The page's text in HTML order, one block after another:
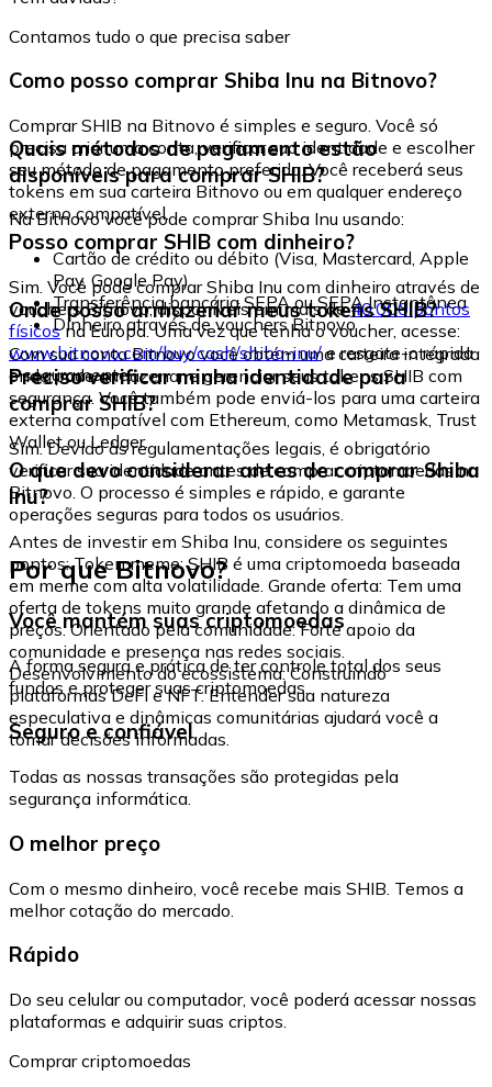
Contamos tudo o que precisa saber
Como posso comprar Shiba Inu na Bitnovo?
Comprar SHIB na Bitnovo é simples e seguro. Você só
precisa criar uma conta, verificar sua identidade e escolher
seu método de pagamento preferido. Você receberá seus
tokens em sua carteira Bitnovo ou em qualquer endereço
externo compatível.
Quais métodos de pagamento estão
disponíveis para comprar SHIB?
Na Bitnovo você pode comprar Shiba Inu usando:
Cartão de crédito ou débito (Visa, Mastercard, Apple
Pay, Google Pay)
Transferência bancária SEPA ou SEPA Instantânea
Dinheiro através de vouchers Bitnovo
Posso comprar SHIB com dinheiro?
Sim. Você pode comprar Shiba Inu com dinheiro através de
vouchers Bitnovo, disponíveis em mais de40.000 pontos
físicosna Europa. Uma vez que tenha o voucher, acesse:
www.bitnovo.com/buy/cash/shiba-inu/e resgate-o rápida
e seguramente.
Onde posso armazenar meus tokens SHIB?
Com sua conta Bitnovo você obtém uma carteira integrada
onde pode armazenar e gerenciar seus tokens SHIB com
segurança. Você também pode enviá-los para uma carteira
externa compatível com Ethereum, como Metamask, Trust
Wallet ou Ledger.
Preciso verificar minha identidade para
comprar SHIB?
Sim. Devido às regulamentações legais, é obrigatório
verificar sua identidade antes de comprar criptomoedas na
Bitnovo. O processo é simples e rápido, e garante
operações seguras para todos os usuários.
O que devo considerar antes de comprar Shiba
Inu?
Antes de investir em Shiba Inu, considere os seguintes
pontos: Token meme: SHIB é uma criptomoeda baseada
em meme com alta volatilidade. Grande oferta: Tem uma
oferta de tokens muito grande afetando a dinâmica de
preços. Orientado pela comunidade: Forte apoio da
comunidade e presença nas redes sociais.
Desenvolvimento do ecossistema: Construindo
plataformas DeFi e NFT. Entender sua natureza
especulativa e dinâmicas comunitárias ajudará você a
tomar decisões informadas.
Por que Bitnovo?
Você mantém suas criptomoedas
A forma segura e prática de ter controle total dos seus
fundos e proteger suas criptomoedas.
Seguro e confiável
Todas as nossas transações são protegidas pela
segurança informática.
O melhor preço
Com o mesmo dinheiro, você recebe mais SHIB. Temos a
melhor cotação do mercado.
Rápido
Do seu celular ou computador, você poderá acessar nossas
plataformas e adquirir suas criptos.
Comprar criptomoedas